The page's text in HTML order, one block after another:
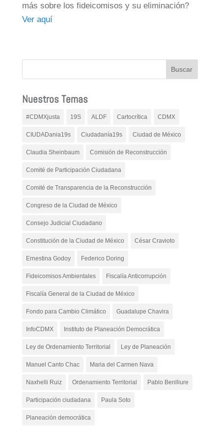
más sobre los fideicomisos y su eliminación?
Ver aquí
Nuestros Temas
#CDMXjusta 19S ALDF Cartocrítica CDMX
CIUDADania19s Ciudadanía19s Ciudad de México
Claudia Sheinbaum Comisión de Reconstrucción
Comité de Participación Ciudadana
Comité de Transparencia de la Reconstrucción
Congreso de la Ciudad de México
Consejo Judicial Ciudadano
Constitución de la Ciudad de México César Cravioto
Ernestina Godoy Federico Doring
Fideicomisos Ambientales Fiscalía Anticorrupción
Fiscalía General de la Ciudad de México
Fondo para Cambio Climático Guadalupe Chavira
InfoCDMX Instituto de Planeación Democrática
Ley de Ordenamiento Territorial Ley de Planeación
Manuel Canto Chac Maria del Carmen Nava
Naxhelli Ruiz Ordenamiento Territorial Pablo Benlliure
Participación ciudadana Paula Soto
Planeación democrática